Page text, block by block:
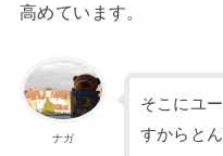
高めています。
ナガ
そこにユ
すからと